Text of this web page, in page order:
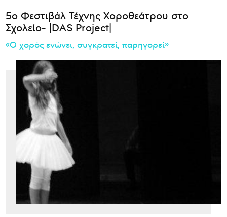
5ο Φεστιβάλ Τέχνης Χοροθεάτρου στο
Σχολείο- |DAS Project|
«Ο χορός ενώνει, συγκρατεί, παρηγορεί»